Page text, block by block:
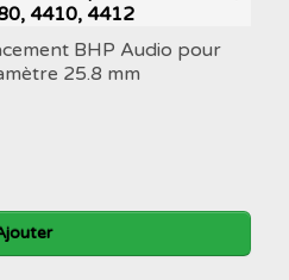
4410, 4412
BHP Audio pour
25.8 mm